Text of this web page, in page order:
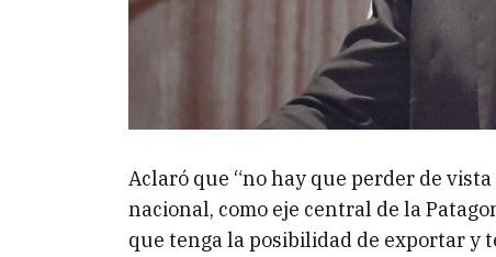
Aclaró que “no hay que perder de
nacional, como eje central de la
que tenga la posibilidad de exportar y